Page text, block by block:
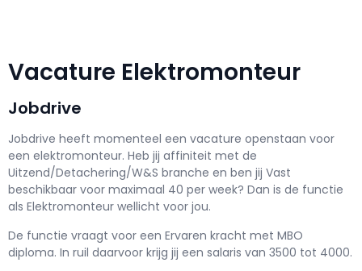
Vacature Elektromonteur
Jobdrive
Jobdrive heeft momenteel een vacature openstaan voor
een elektromonteur. Heb jij affiniteit met de
Uitzend/Detachering/W&S branche en ben jij Vast
beschikbaar voor maximaal 40 per week? Dan is de functie
als Elektromonteur wellicht voor jou.
De functie vraagt voor een Ervaren kracht met MBO
diploma. In ruil daarvoor krijg jij een salaris van 3500 tot 4000.